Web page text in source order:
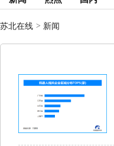
苏北在线 > 新闻